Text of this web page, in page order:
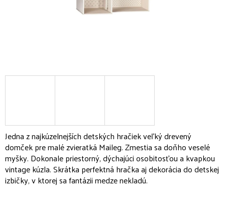
Jedna z najkúzelnejších detských hračiek veľký drevený
domček pre malé zvieratká Maileg. Zmestia sa doňho veselé
myšky. Dokonale priestorný, dýchajúci osobitosťou a kvapkou
vintage kúzla. Skrátka perfektná hračka aj dekorácia do detskej
izbičky, v ktorej sa fantázii medze nekladú.